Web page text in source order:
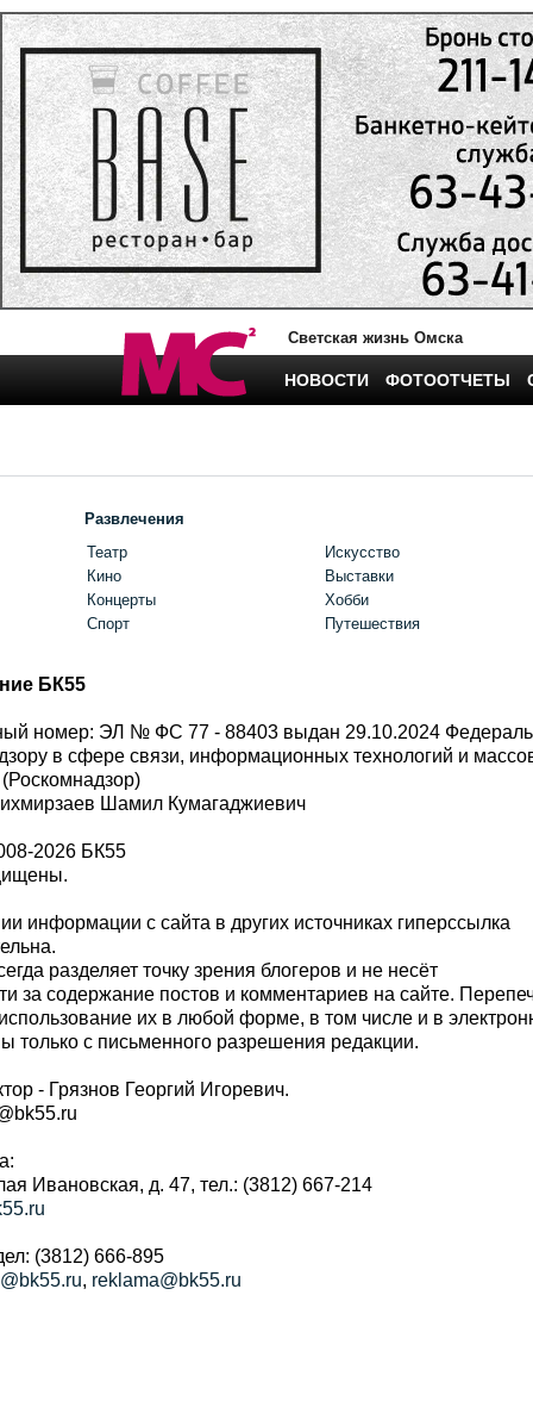
Светская жизнь Омска
НОВОСТИ ФОТООТЧЕТЫ
Развлечения
Театр
Кино
Концерты
Спорт
Искусство
Выставки
Хобби
Путешествия
БК55
номер: ЭЛ № ФС 77 - 88403 выдан 29.10.2024
в сфере связи, информационных технологий и
Шамил Кумагаджиевич
2026 БК55
информации с сайта в других источниках гиперссылка
разделяет точку зрения блогеров и не несёт
за содержание постов и комментариев на сайте.
их в любой форме, в том числе и в
с письменного разрешения редакции.
- Грязнов Георгий Игоревич.
Ивановская, д. 47, тел.: (3812) 667-214
(3812) 666-895
, reklama@bk55.ru